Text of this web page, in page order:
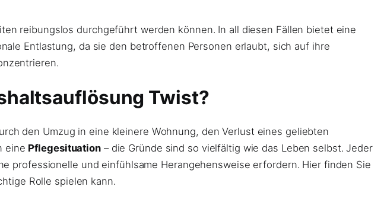
reibungslos durchgeführt werden können. In all diesen Fällen bietet eine
Entlastung, da sie den betroffenen Personen erlaubt, sich auf ihre
Twist?
den Umzug in eine kleinere Wohnung, den Verlust eines geliebten
eine Pflegesituation– die Gründe sind so vielfältig wie das Leben selbst. Jeder
professionelle und einfühlsame Herangehensweise erfordern. Hier finden Sie
Rolle spielen kann.